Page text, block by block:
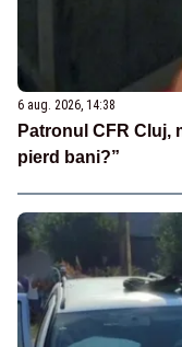
6 aug. 2026, 14:38
Patronul CFR Cluj,
pierd bani?”